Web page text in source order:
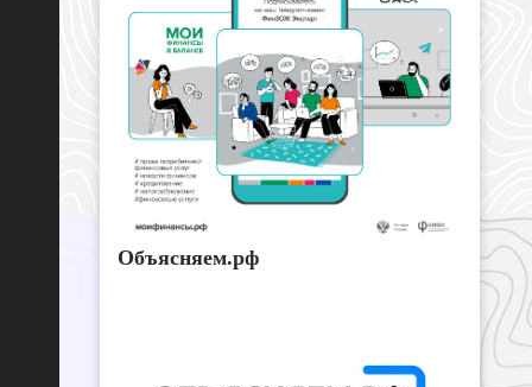
Объясняем.рф